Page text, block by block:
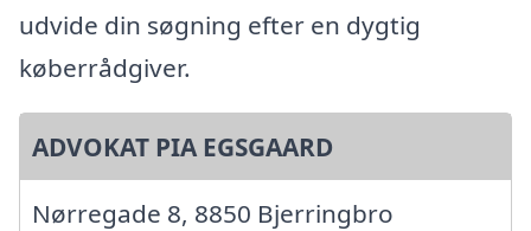
udvide din søgning efter en dygtig
køberrådgiver.
ADVOKAT PIA EGSGAARD
Nørregade 8, 8850 Bjerringbro